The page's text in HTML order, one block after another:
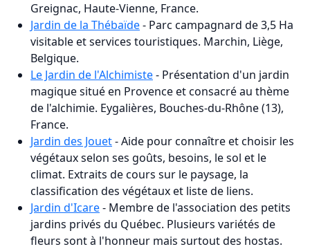
Greignac, Haute-Vienne, France.
Jardin de la Thébaïde- Parc campagnard de 3,5 Ha
visitable et services touristiques. Marchin, Liège,
Belgique.
Le Jardin de l'Alchimiste- Présentation d'un jardin
magique situé en Provence et consacré au thème
de l'alchimie. Eygalières, Bouches-du-Rhône (13),
France.
Jardin des Jouet- Aide pour connaître et choisir les
végétaux selon ses goûts, besoins, le sol et le
climat. Extraits de cours sur le paysage, la
classification des végétaux et liste de liens.
Jardin d'Icare- Membre de l'association des petits
jardins privés du Québec. Plusieurs variétés de
fleurs sont à l'honneur mais surtout des hostas.